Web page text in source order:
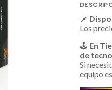
📌
Los
🕹️ En
de
Si
equipo